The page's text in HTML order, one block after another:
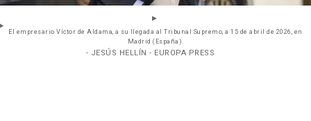
El empresario Víctor de Aldama, a su llegada al Tribunal Supremo, a 15 de abril de 2026, en
Madrid (España).
- JESÚS HELLÍN - EUROPA PRESS